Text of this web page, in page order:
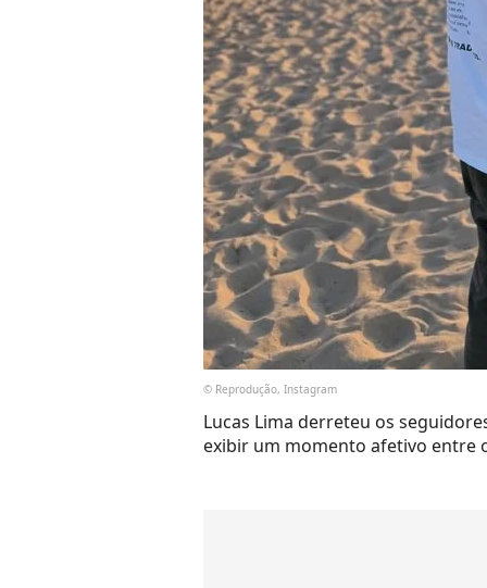
© Reprodução, Instagram
Lucas Lima derreteu os
exibir um momento afetivo entre